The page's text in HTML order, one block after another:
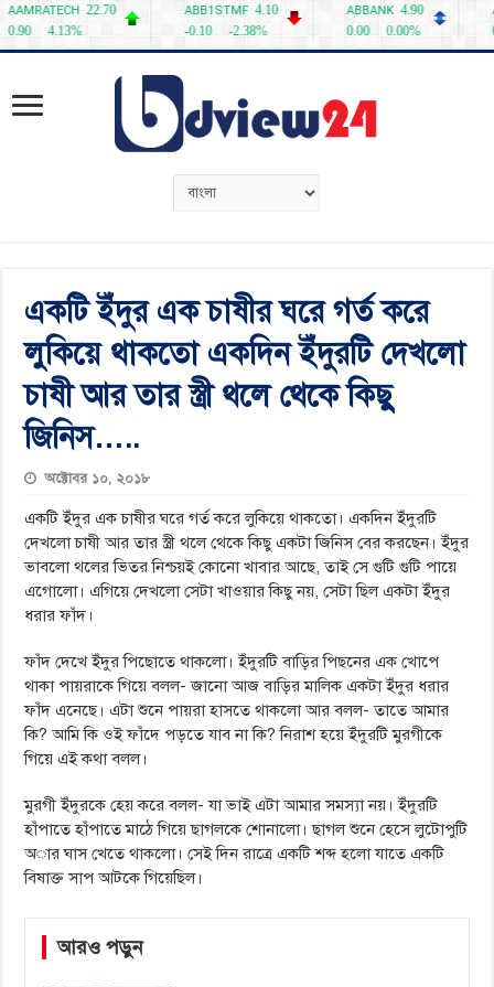
একটি ইঁদুর এক চাষীর ঘরে গর্ত করে
লুকিয়ে থাকতো একদিন ইঁদুরটি দেখলো
চাষী আর তার স্ত্রী থলে থেকে কিছু
জিনিস…..
অক্টোবর ১০, ২০১৮
একটি ইঁদুর এক চাষীর ঘরে গর্ত করে লুকিয়ে থাকতো। একদিন ইঁদুরটি
দেখলো চাষী আর তার স্ত্রী থলে থেকে কিছু একটা জিনিস বের করছেন। ইঁদুর
ভাবলো থলের ভিতর নিশ্চয়ই কোনো খাবার আছে, তাই সে গুটি গুটি পায়ে
এগোলো। এগিয়ে দেখলো সেটা খাওয়ার কিছু নয়, সেটা ছিল একটা ইঁদুর
ধরার ফাঁদ।
ফাঁদ দেখে ইঁদুর পিছোতে থাকলো। ইঁদুরটি বাড়ির পিছনের এক খোপে
থাকা পায়রাকে গিয়ে বলল- জানো আজ বাড়ির মালিক একটা ইঁদুর ধরার
ফাঁদ এনেছে। এটা শুনে পায়রা হাসতে থাকলো আর বলল- তাতে আমার
কি? আমি কি ওই ফাঁদে পড়তে যাব না কি? নিরাশ হয়ে ইঁদুরটি মুরগীকে
গিয়ে এই কথা বলল।
মুরগী ইঁদুরকে হেয় করে বলল- যা ভাই এটা আমার সমস্যা নয়। ইঁদুরটি
হাঁপাতে হাঁপাতে মাঠে গিয়ে ছাগলকে শোনালো। ছাগল শুনে হেসে লুটোপুটি
অার ঘাস খেতে থাকলো। সেই দিন রাত্রে একটি শব্দ হলো যাতে একটি
বিষাক্ত সাপ আটকে গিয়েছিল।
আরও পড়ুন